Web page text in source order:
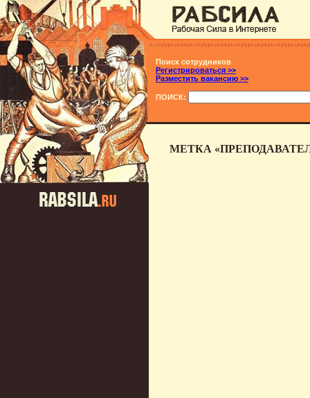
Поиск сотрудников
Регистрироваться >>
Разместить вакансию >>
ПОИСК:
МЕТКА